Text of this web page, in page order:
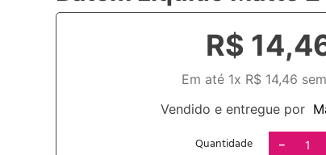
R$ 14,
Em até 1x R$ 14,46
Vendido e entregue por
Quantidade －